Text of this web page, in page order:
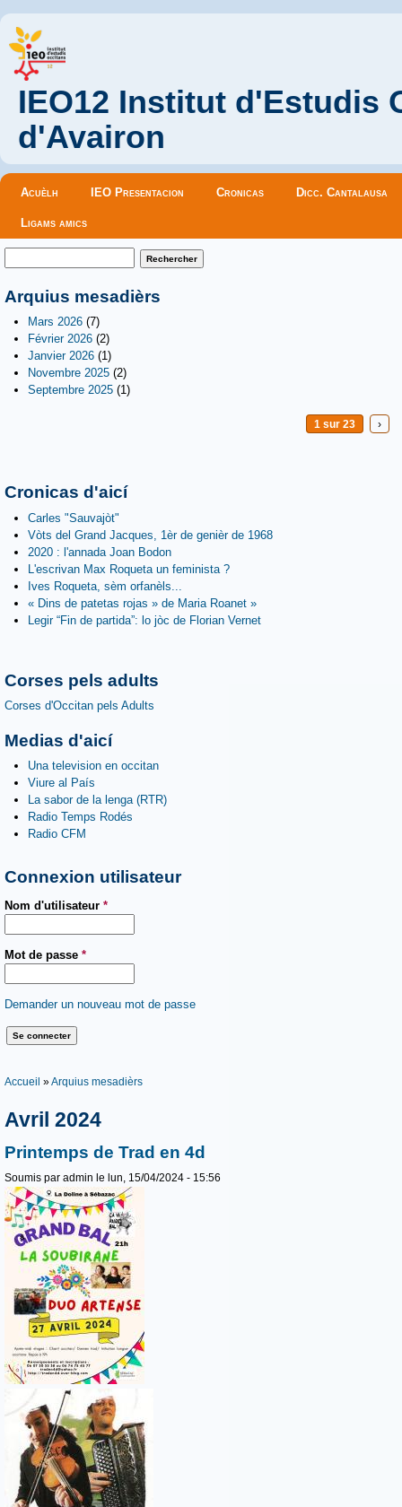
IEO12 Institut d'Estudis
d'Avairon
Menu principal
Acuèlh IEO Presentacion Cronicas Dicc. Cantalausa
Ligams amics
Formulaire de recherche
Arquius mesadièrs
Mars 2026 (7)
Février 2026 (2)
Janvier 2026 (1)
Novembre 2025 (2)
Septembre 2025 (1)
1 sur 23 ›
Cronicas d'aicí
Carles "Sauvajòt"
Vòts del Grand Jacques, 1èr de genièr de 1968
2020 : l'annada Joan Bodon
L'escrivan Max Roqueta un feminista ?
Ives Roqueta, sèm orfanèls...
« Dins de patetas rojas » de Maria Roanet »
Legir “Fin de partida”: lo jòc de Florian Vernet
Corses pels adults
Corses d'Occitan pels Adults
Medias d'aicí
Una television en occitan
Viure al País
La sabor de la lenga (RTR)
Radio Temps Rodés
Radio CFM
Connexion utilisateur
Nom d'utilisateur *
Mot de passe *
Demander un nouveau mot de passe
Vous êtes ici
Accueil »Arquius mesadièrs
Avril 2024
Printemps de Trad en 4d
Soumis par admin le lun, 15/04/2024 - 15:56